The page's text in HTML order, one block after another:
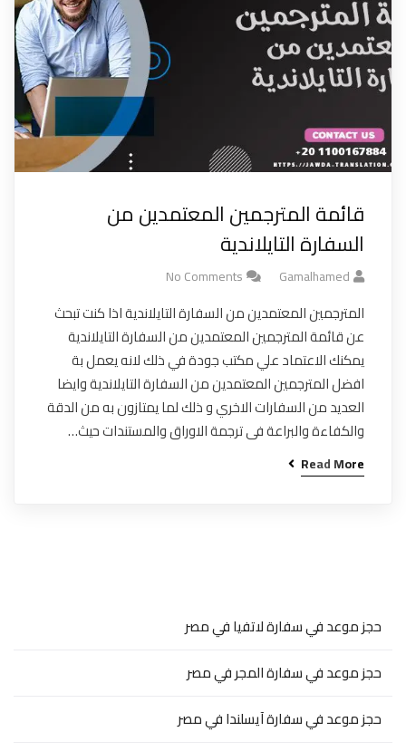
قائمة المترجمين المعتمدين من
السفارة التايلاندية
Gamalhamed
No Comments
المترجمين المعتمدين من السفارة التايلاندية اذا كنت تبحث
عن قائمة المترجمين المعتمدين من السفارة التايلاندية
يمكنك الاعتماد علي مكتب جودة في ذلك لانه يعمل بة
افضل المترجمين المعتمدين من السفارة التايلاندية وايضا
العديد من السفارات الاخري و ذلك لما يمتازون به من الدقة
والكفاءة والبراعة فى ترجمة الاوراق والمستندات حيث…
Read More
حجز موعد في سفارة لاتفيا في مصر
حجز موعد في سفارة المجر في مصر
حجز موعد في سفارة آيسلندا في مصر